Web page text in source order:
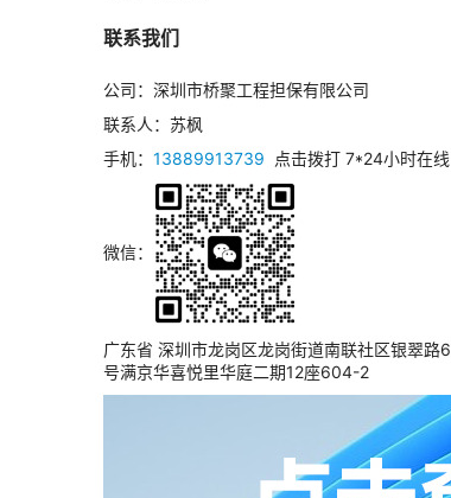
联系我们
公司：深圳市桥聚工程担保有限公司
联系人：苏枫
手机： 13889913739 点击拨打 7*24小时在线
微信：
广东省 深圳市龙岗区龙岗街道南联社区银翠路6
号满京华喜悦里华庭二期12座604-2